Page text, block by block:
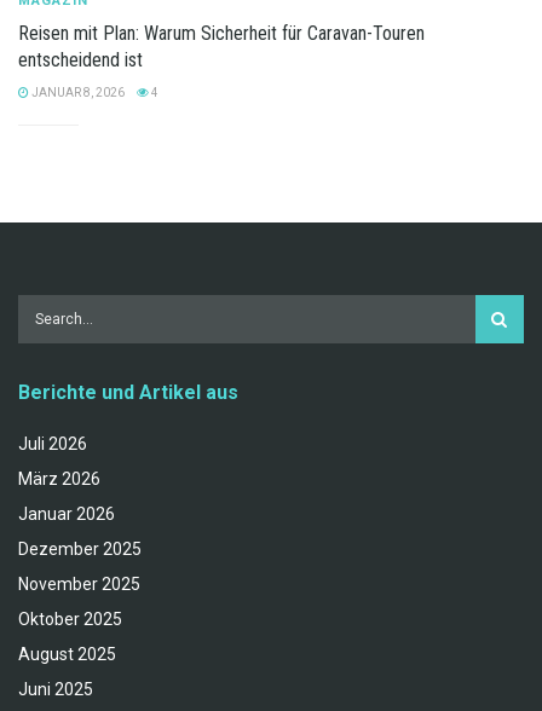
Reisen mit Plan: Warum Sicherheit für Caravan-Touren
entscheidend ist
JANUAR 8, 2026 4
Berichte und Artikel aus
Juli 2026
März 2026
Januar 2026
Dezember 2025
November 2025
Oktober 2025
August 2025
Juni 2025